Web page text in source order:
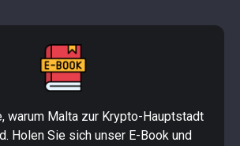
warum Malta zur Krypto-Hauptstadt
Holen Sie sich unser E-Book und